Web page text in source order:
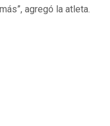
agregó la atleta.